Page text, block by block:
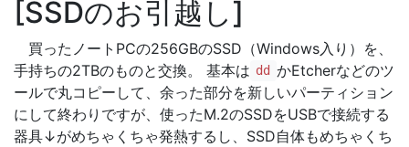
SSDのお引越し
買ったノートPCの256GBのSSD（Windows入り）を、
手持ちの2TBのものと交換。 基本は dd かEtcherなどのツ
ールで丸コピーして、余った部分を新しいパーティション
にして終わりですが、使ったM.2のSSDをUSBで接続する
器具↓がめちゃくちゃ発熱するし、SSD自体もめちゃくち